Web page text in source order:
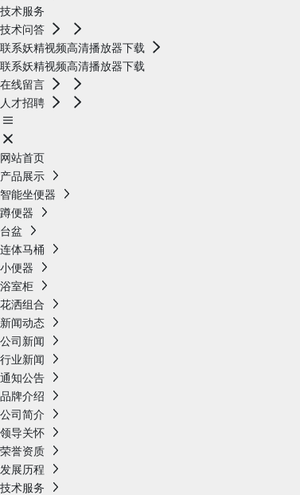
技术服务
技术问答
联系妖精视频高清播放器下载
联系妖精视频高清播放器下载
在线留言
人才招聘
网站首页
产品展示
智能坐便器
蹲便器
台盆
连体马桶
小便器
浴室柜
花洒组合
新闻动态
公司新闻
行业新闻
通知公告
品牌介绍
公司简介
领导关怀
荣誉资质
发展历程
技术服务